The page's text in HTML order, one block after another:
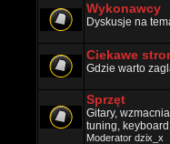
Wykonawcy
Dyskusje na
Ciekawe
Gdzie warto
Sprzęt
Gitary,
tuning,
Moderator dzix_x